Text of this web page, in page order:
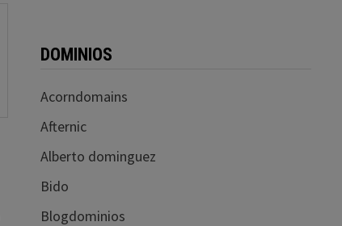
DOMINIOS
Acorndomains
Afternic
Alberto dominguez
Bido
Blogdominios